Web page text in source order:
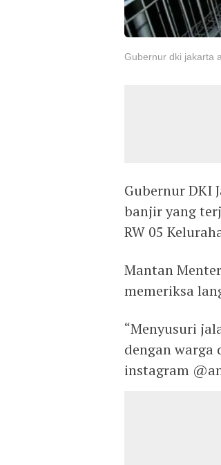
Gubernur dki jakarta
Gubernur DKI
banjir yang
RW 05
Mantan
memeriksa
“Menyusuri
dengan warga
instagram